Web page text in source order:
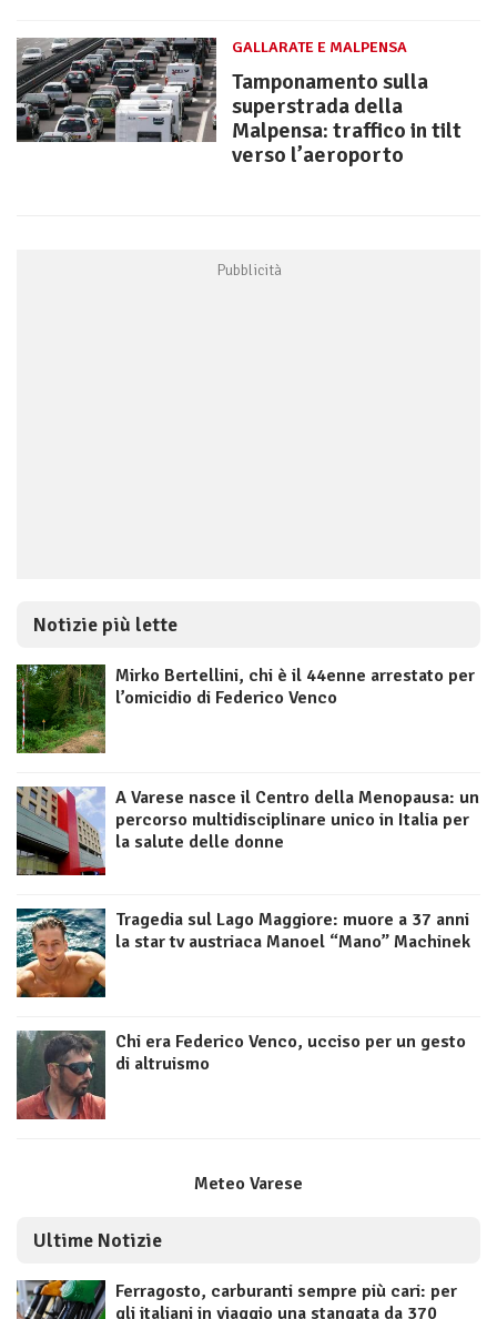
GALLARATE E MALPENSA
Tamponamento sulla
superstrada della
Malpensa: traffico in tilt
verso l’aeroporto
Notizie più lette
Mirko Bertellini, chi è il 44enne arrestato per
l’omicidio di Federico Venco
A Varese nasce il Centro della Menopausa: un
percorso multidisciplinare unico in Italia per
la salute delle donne
Tragedia sul Lago Maggiore: muore a 37 anni
la star tv austriaca Manoel “Mano” Machinek
Chi era Federico Venco, ucciso per un gesto
di altruismo
Meteo Varese
Ultime Notizie
Ferragosto, carburanti sempre più cari: per
gli italiani in viaggio una stangata da 370